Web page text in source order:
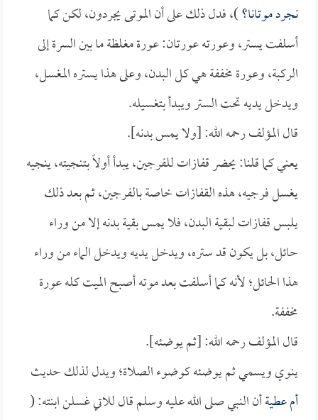
نجرد موتانا؟)، فدل ذلك على أن الموتى يجردون، لكن كما
أسلفت يستر، وعورته عورتان: عورة مغلظة ما بين السرة إلى
الركبة، وعورة مخففة هي كل البدن، وعلى هذا يستره المغسل،
ويدخل يديه تحت الستر ويبدأ بتغسيله.
قال المؤلف رحمه الله: [ولا يمس بدنه].
يعني كما قلنا: يحضر قفازات للفرجين، يبدأ أولاً بتنجيته، ينجيه
يغسل فرجيه، هذه القفازات خاصة بالفرجين، ثم بعد ذلك
يلبس قفازات لبقية البدن، فلا يمس بقية بدنه إلا من وراء
حائل، بل يكون قد ستره، ويدخل يديه ويدخل الماء من وراء
هذا الحائل؛ لأنه كما أسلفت بعد موته أصبح الميت كله عورة
مخففة.
قال المؤلف رحمه الله: [ثم يوضئه].
ينوي ويسمي ثم يوضئه كوضوء الصلاة؛ ويدل لذلك حديث
أم عطيةأن النبي صلى الله عليه وسلم قال للاتي غسلن ابنته: (